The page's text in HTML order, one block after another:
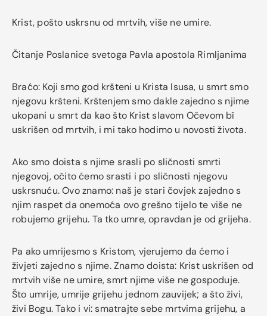
Krist, pošto uskrsnu od mrtvih, više ne umire.
Čitanje Poslanice svetoga Pavla apostola Rimljanima
Braćo: Koji smo god kršteni u Krista Isusa, u smrt smo
njegovu kršteni. Krštenjem smo dakle zajedno s njime
ukopani u smrt da kao što Krist slavom Očevom bî
uskrišen od mrtvih, i mi tako hodimo u novosti života.
Ako smo doista s njime srasli po sličnosti smrti
njegovoj, očito ćemo srasti i po sličnosti njegovu
uskrsnuću. Ovo znamo: naš je stari čovjek zajedno s
njim raspet da onemoća ovo grešno tijelo te više ne
robujemo grijehu. Ta tko umre, opravdan je od grijeha.
Pa ako umrijesmo s Kristom, vjerujemo da ćemo i
živjeti zajedno s njime. Znamo doista: Krist uskrišen od
mrtvih više ne umire, smrt njime više ne gospoduje.
Što umrije, umrije grijehu jednom zauvijek; a što živi,
živi Bogu. Tako i vi: smatrajte sebe mrtvima grijehu, a